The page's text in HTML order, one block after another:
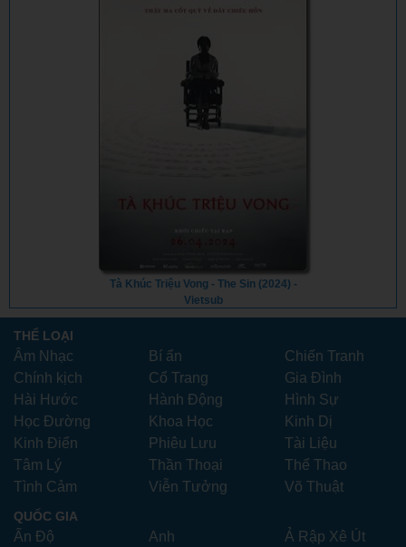
Tà Khúc Triệu Vong - The Sin (2024) -
Vietsub
THỂ LOẠI
Âm Nhạc Bí ẩn
Chiến Tranh
Chính kịch
Cổ Trang
Gia Đình
Hài Hước
Hành Động
Hình Sự
Học Đường
Khoa Học
Kinh Dị
Kinh Điển
Phiêu Lưu
Tài Liệu
Tâm Lý
Thần Thoại
Thể Thao
Tình Cảm
Viễn Tưởng Võ Thuật
QUỐC GIA
Ấn Độ Anh Ả Rập Xê Út